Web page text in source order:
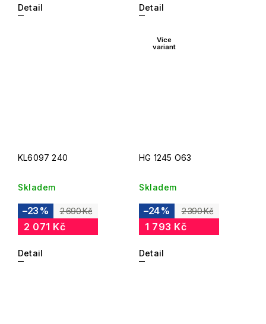
Detail Detail
KL6097 240
Skladem
2 690 Kč
–23 %
2 071 Kč
Detail
Více
variant
HG 1245 O63
Skladem
2 390 Kč
–24 %
1 793 Kč
Detail